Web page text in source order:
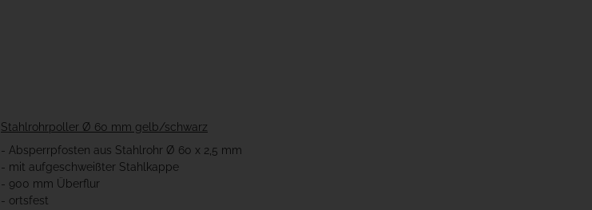
Stahlrohrpoller Ø 60 mm gelb/schwarz
- Absperrpfosten aus Stahlrohr Ø 60 x 2,5 mm
- mit aufgeschweißter Stahlkappe
- 900 mm Überflur
- ortsfest